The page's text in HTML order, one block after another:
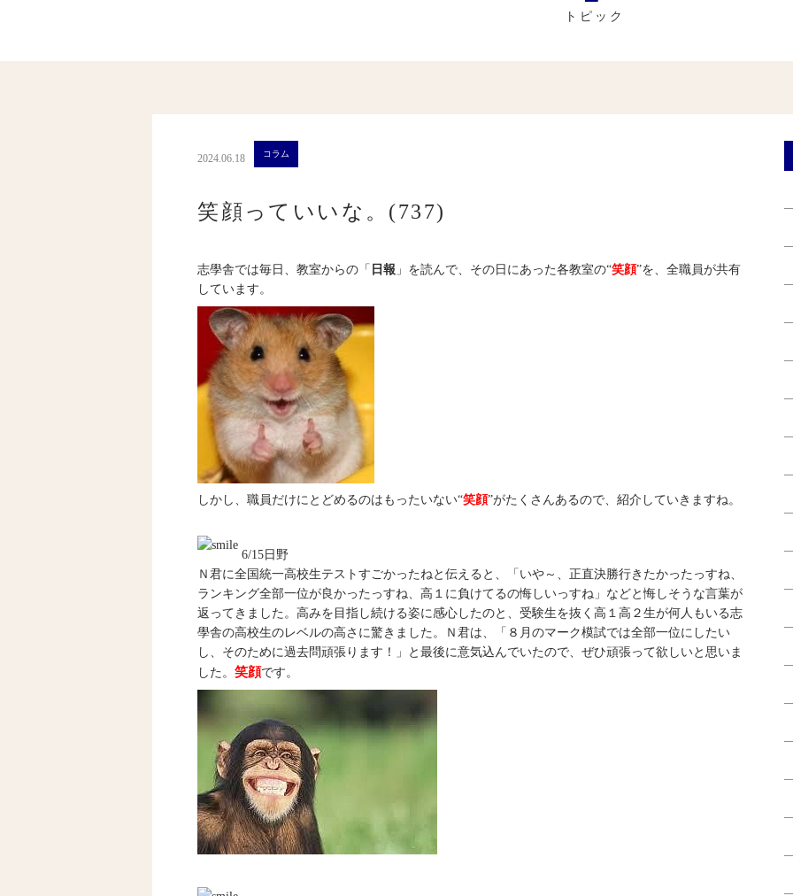
トピック
2024.06.18 コラム
笑顔っていいな。(737)
志學舎では毎日、教室からの「 日報 」を読んで、その日にあった各教室の“笑顔”を、全職員が共有
しています。
しかし、職員だけにとどめるのはもったいない“笑顔”がたくさんあるので、紹介していきますね。
6/15日野
Ｎ君に全国統一高校生テストすごかったねと伝えると、「いや～、正直決勝行きたかったっすね、
ランキング全部一位が良かったっすね、高１に負けてるの悔しいっすね」などと悔しそうな言葉が
返ってきました。高みを目指し続ける姿に感心したのと、受験生を抜く高１高２生が何人もいる志
學舎の高校生のレベルの高さに驚きました。Ｎ君は、「８月のマーク模試では全部一位にしたい
し、そのために過去問頑張ります！」と最後に意気込んでいたので、ぜひ頑張って欲しいと思いま
した。笑顔です。